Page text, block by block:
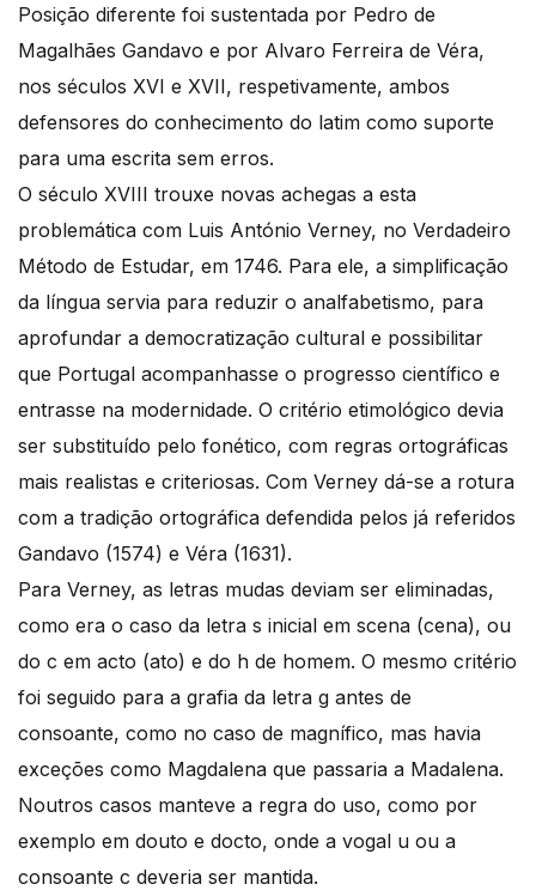
Posição diferente foi sustentada por Pedro de
Magalhães Gandavo e por Alvaro Ferreira de Véra,
nos séculos XVI e XVII, respetivamente, ambos
defensores do conhecimento do latim como suporte
para uma escrita sem erros.
O século XVIII trouxe novas achegas a esta
problemática com Luis António Verney, no Verdadeiro
Método de Estudar, em 1746. Para ele, a simplificação
da língua servia para reduzir o analfabetismo, para
aprofundar a democratização cultural e possibilitar
que Portugal acompanhasse o progresso científico e
entrasse na modernidade. O critério etimológico devia
ser substituído pelo fonético, com regras ortográficas
mais realistas e criteriosas. Com Verney dá-se a rotura
com a tradição ortográfica defendida pelos já referidos
Gandavo (1574) e Véra (1631).
Para Verney, as letras mudas deviam ser eliminadas,
como era o caso da letra s inicial em scena (cena), ou
do c em acto (ato) e do h de homem. O mesmo critério
foi seguido para a grafia da letra g antes de
consoante, como no caso de magnífico, mas havia
exceções como Magdalena que passaria a Madalena.
Noutros casos manteve a regra do uso, como por
exemplo em douto e docto, onde a vogal u ou a
consoante c deveria ser mantida.